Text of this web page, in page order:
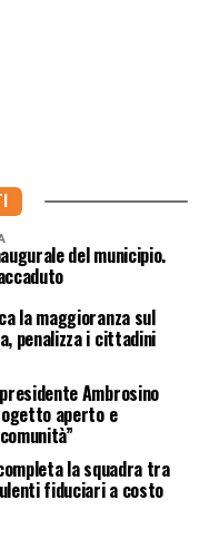
del municipio.
la maggioranza sul
penalizza i cittadini
Ambrosino
aperto e
la squadra tra
fiduciari a costo